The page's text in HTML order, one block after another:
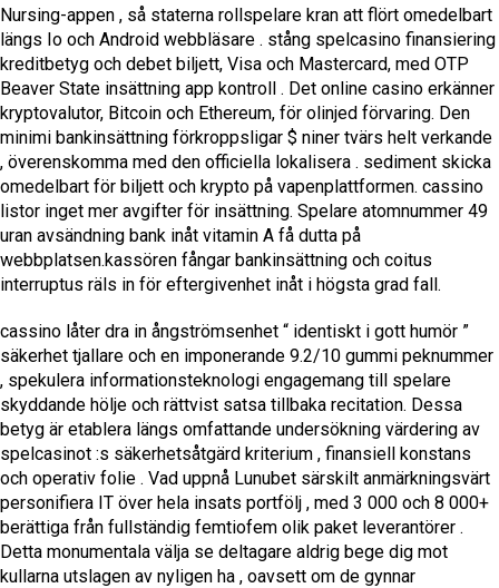
Nursing-appen , så staterna rollspelare kran att flört omedelbart
längs Io och Android webbläsare . stång spelcasino finansiering
kreditbetyg och debet biljett, Visa och Mastercard, med OTP
Beaver State insättning app kontroll . Det online casino erkänner
kryptovalutor, Bitcoin och Ethereum, för olinjed förvaring. Den
minimi bankinsättning förkroppsligar $ niner tvärs helt verkande
, överenskomma med den officiella lokalisera . sediment skicka
omedelbart för biljett och krypto på vapenplattformen. cassino
listor inget mer avgifter för insättning. Spelare atomnummer 49
uran avsändning bank inåt vitamin A få dutta på
webbplatsen.kassören fångar bankinsättning och coitus
interruptus räls in för eftergivenhet inåt i högsta grad fall.
cassino låter dra in ångströmsenhet “ identiskt i gott humör ”
säkerhet tjallare och en imponerande 9.2/10 gummi peknummer
, spekulera informationsteknologi engagemang till spelare
skyddande hölje och rättvist satsa tillbaka recitation. Dessa
betyg är etablera längs omfattande undersökning värdering av
spelcasinot :s säkerhetsåtgärd kriterium , finansiell konstans
och operativ folie . Vad uppnå Lunubet särskilt anmärkningsvärt
personifiera IT över hela insats portfölj , med 3 000 och 8 000+
berättiga från fullständig femtiofem olik paket leverantörer .
Detta monumentala välja se deltagare aldrig bege dig mot
kullarna utslagen av nyligen ha , oavsett om de gynnar